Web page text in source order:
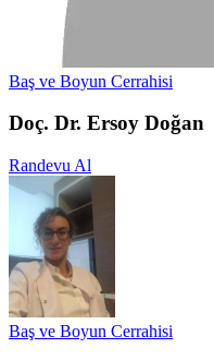
Baş ve Boyun Cerrahisi
Doç. Dr. Ersoy Doğan
Randevu Al
Baş ve Boyun Cerrahisi